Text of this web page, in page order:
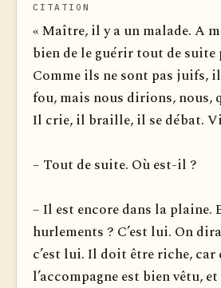
CITATION
« Maître, il y a un malade. A
bien de le guérir tout de suite
Comme ils ne sont pas juifs,
fou, mais nous dirions, nous,
Il crie, il braille, il se débat.
– Tout de suite. Où est-il ?
– Il est encore dans la plaine.
hurlements ? C’est lui. On
c’est lui. Il doit être riche,
l’accompagne est bien vêtu,